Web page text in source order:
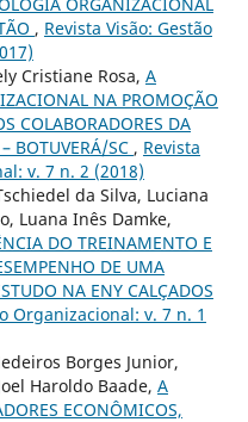
, Revista Visão: Gestão
Cristiane Rosa, A
NA PROMOÇÃO
COLABORADORES DA
BOTUVERÁ/SC , Revista
v. 7 n. 2 (2018)
da Silva, Luciana
Luana Inês Damke,
DO TREINAMENTO E
DE UMA
NA ENY CALÇADOS
Organizacional: v. 7 n. 1
Borges Junior,
Haroldo Baade, A
ECONÔMICOS,